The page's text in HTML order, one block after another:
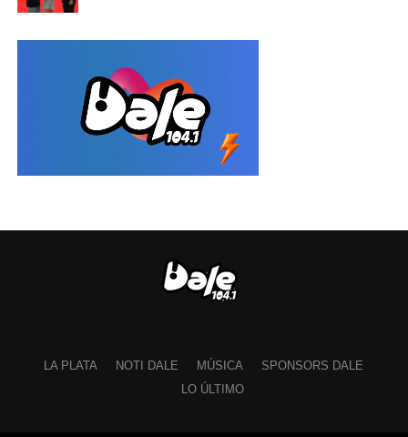
LA PLATA NOTI DALE MÚSICA
SPONSORS DALE
LO ÚLTIMO